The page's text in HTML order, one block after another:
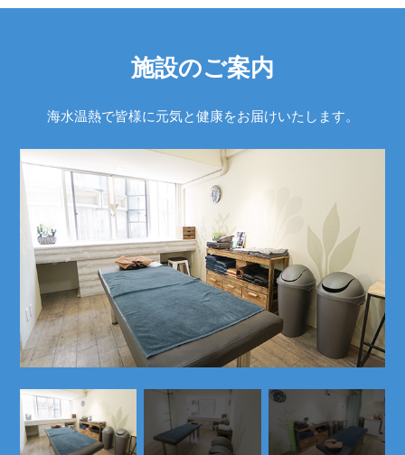
施設のご案内
海水温熱で皆様に元気と健康をお届けいたします。